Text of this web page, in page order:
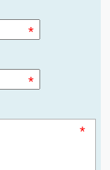
*
*
*